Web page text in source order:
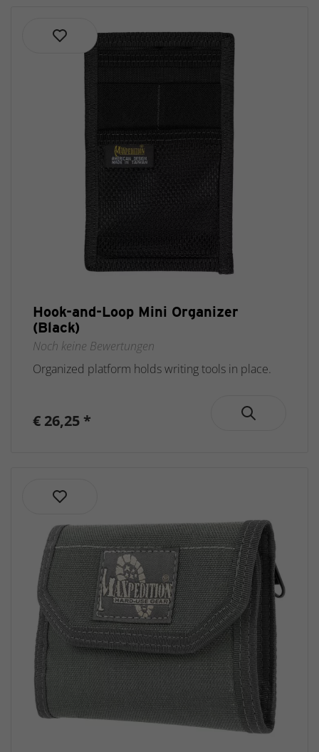
Hook-and-Loop Mini Organizer
(Black)
Noch keine Bewertungen
Organized platform holds writing tools in place.
€ 26,25 *